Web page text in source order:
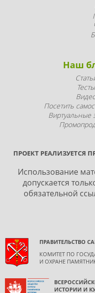
Наш
Тесты
Посетить
Виртуальные
ПРОЕКТ РЕАЛИЗУЕТСЯ
Использование
допускается
обязательной
ПРАВИТЕЛЬСТВО
КОМИТЕТ ПО
И ОХРАНЕ
ИСТОРИИ И